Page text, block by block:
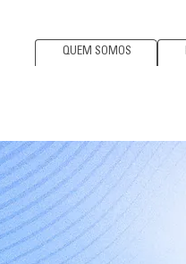
QUEM SOMOS